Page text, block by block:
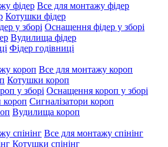
Все для монтажу фідер
Котушки фідер
Оснащення фідер у зборі
Вудилища фідер
Фідер годівниці
Все для монтажу короп
Котушки короп
Оснащення короп у зборі
Сигналізатори короп
Вудилища короп
Все для монтажу спінінг
Котушки спінінг